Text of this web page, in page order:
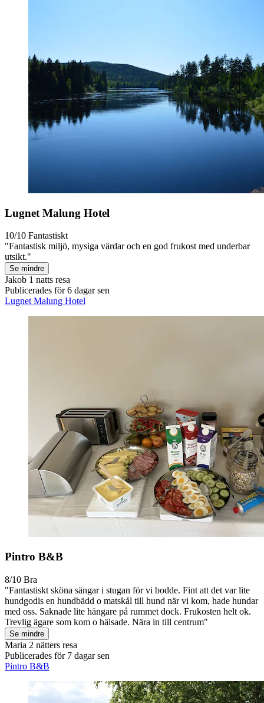
Lugnet Malung Hotel
10/10 Fantastiskt
"Fantastisk miljö, mysiga värdar och en god frukost med underbar
utsikt."
Se mindre
Jakob 1 natts resa
Publicerades för 6 dagar sen
Lugnet Malung Hotel
Pintro B&B
8/10 Bra
"Fantastiskt sköna sängar i stugan för vi bodde. Fint att det var lite
hundgodis en hundbädd o matskål till hund när vi kom, hade hundar
med oss. Saknade lite hängare på rummet dock. Frukosten helt ok.
Trevlig ägare som kom o hälsade. Nära in till centrum"
Se mindre
Maria 2 nätters resa
Publicerades för 7 dagar sen
Pintro B&B